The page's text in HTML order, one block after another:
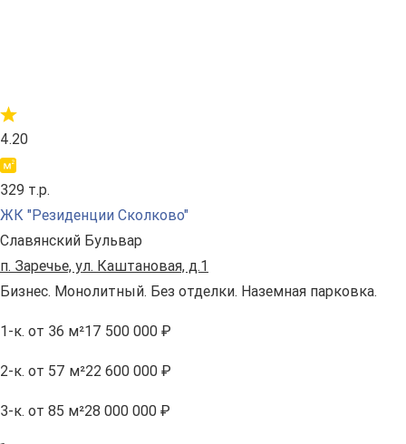
4.20
329 т.р.
ЖК "Резиденции Сколково"
Славянский Бульвар
п. Заречье, ул. Каштановая, д.1
Бизнес. Монолитный. Без отделки. Наземная парковка.
1-к. от 36 м²17 500 000 ₽
2-к. от 57 м²22 600 000 ₽
3-к. от 85 м²28 000 000 ₽